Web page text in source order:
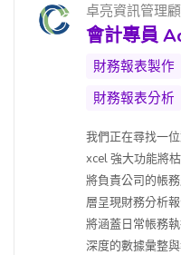
卓亮資訊管理
會計專員
財務報表製作
財務報表分析
我們正在尋找一
xcel 強大功能將
將負責公司的帳
層呈現財務分析
將涵蓋日常帳務
深度的數據彙整